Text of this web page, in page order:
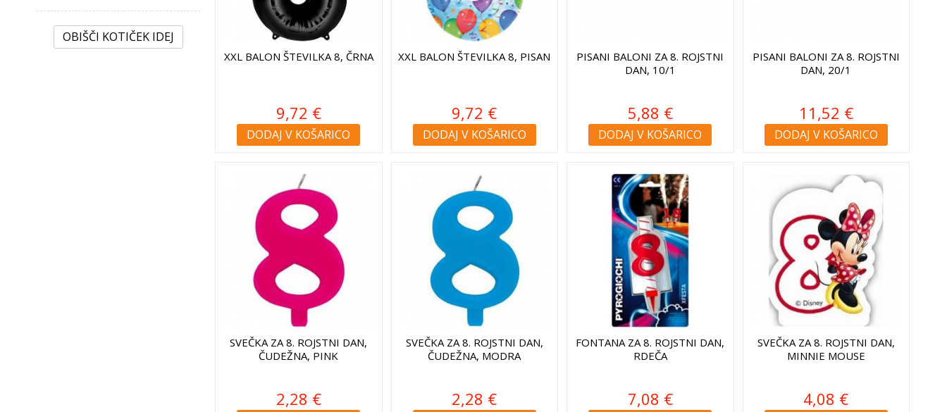
XXL BALON ŠTEVILKA 8, ČRNA
9,72 €
DODAJ V KOŠARICO
XXL BALON ŠTEVILKA 8, PISAN
9,72 €
DODAJ V KOŠARICO
PISANI BALONI ZA 8. ROJSTNI
DAN, 10/1
5,88 €
DODAJ V KOŠARICO
PISANI BALONI ZA 8. ROJSTNI
DAN, 20/1
11,52 €
DODAJ V KOŠARICO
SVEČKA ZA 8. ROJSTNI DAN,
ČUDEŽNA, PINK
2,28 €
SVEČKA ZA 8. ROJSTNI DAN,
ČUDEŽNA, MODRA
2,28 €
FONTANA ZA 8. ROJSTNI DAN,
RDEČA
7,08 €
SVEČKA ZA 8. ROJSTNI DAN,
MINNIE MOUSE
4,08 €
OBIŠČI KOTIČEK IDEJ